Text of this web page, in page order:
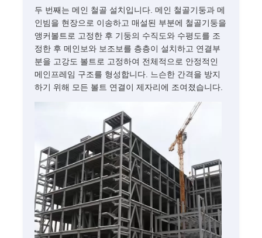
두 번째는 메인 철골 설치입니다. 메인 철골기둥과 메
인빔을 현장으로 이송하고 매설된 부분에 철골기둥을
앵커볼트로 고정한 후 기둥의 수직도와 수평도를 조
정한 후 메인보와 보조보를 층층이 설치하고 연결부
분을 고강도 볼트로 고정하여 전체적으로 안정적인
메인프레임 구조를 형성합니다. 느슨한 간격을 방지
하기 위해 모든 볼트 연결이 제자리에 조여졌습니다.